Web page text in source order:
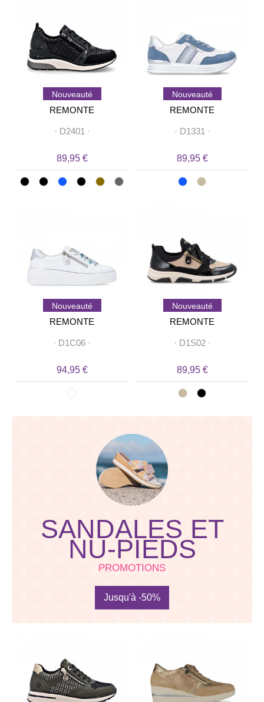
Nouveauté
REMONTE
· D2401 ·
89,95 €
Nouveauté
REMONTE
· D1331 ·
89,95 €
Nouveauté
REMONTE
· D1C06 ·
94,95 €
Nouveauté
REMONTE
· D1S02·
89,95 €
SANDALES ET
NU-PIEDS
PROMOTIONS
Jusqu'à -50%